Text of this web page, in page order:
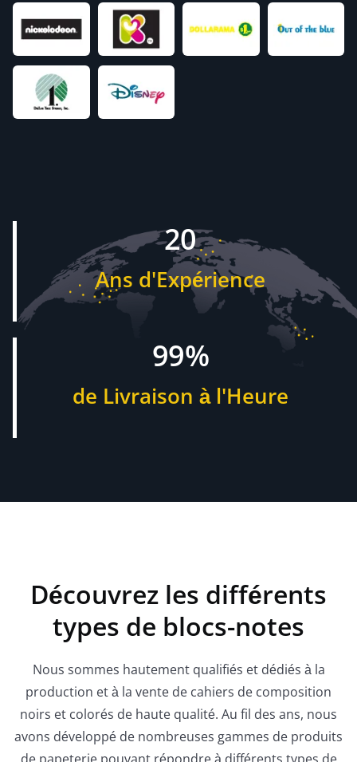
20
Ans d'Expérience
99%
de Livraison à l'Heure
Découvrez les différents
types de blocs-notes
Nous sommes hautement qualifiés et dédiés à la
production et à la vente de cahiers de composition
noirs et colorés de haute qualité. Au fil des ans, nous
avons développé de nombreuses gammes de produits